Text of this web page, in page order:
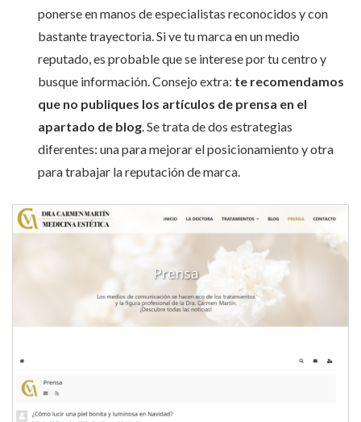
ponerse en manos de especialistas reconocidos y con
bastante trayectoria. Si ve tu marca en un medio
reputado, es probable que se interese por tu centro y
busque información. Consejo extra: te recomendamos
que no publiques los artículos de prensa en el
apartado de blog. Se trata de dos estrategias
diferentes: una para mejorar el posicionamiento y otra
para trabajar la reputación de marca.